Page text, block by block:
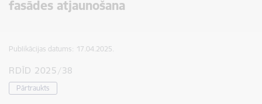
fasādes atjaunošana
Publikācijas datums: 17.04.2025.
RDĪD 2025/38
Pārtraukts